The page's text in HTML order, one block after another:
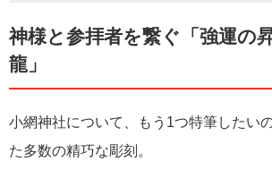
神様と参拝者を繋ぐ「強運の
龍」
小網神社について、もう1つ特筆したい
た多数の精巧な彫刻。